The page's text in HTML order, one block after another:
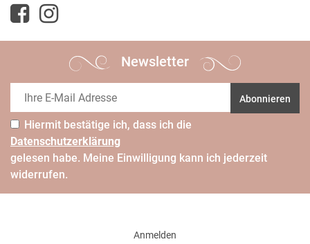
Newsletter
Abonnieren
Hiermit bestätige ich, dass ich die
Daten­schutz­erklärung
gelesen habe. Meine Einwilligung kann ich jederzeit
widerrufen.
Anmelden